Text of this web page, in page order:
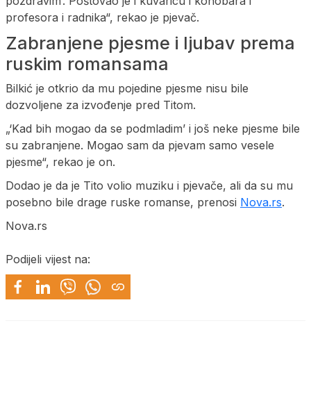
profesora i radnika“, rekao je pjevač.
Zabranjene pjesme i ljubav prema
ruskim romansama
Bilkić je otkrio da mu pojedine pjesme nisu bile
dozvoljene za izvođenje pred Titom.
„‘Kad bih mogao da se podmladim’ i još neke pjesme bile
su zabranjene. Mogao sam da pjevam samo vesele
pjesme“, rekao je on.
Dodao je da je Tito volio muziku i pjevače, ali da su mu
posebno bile drage ruske romanse, prenosi Nova.rs.
Nova.rs
Podijeli vijest na: